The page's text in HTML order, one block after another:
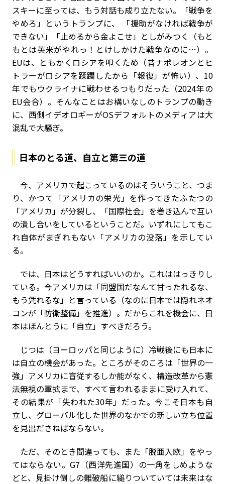
スキーに至っては、もう対話も成り立たない。「戦争を
やめろ」というトランプに、 「援助がなければ戦争が
できない」「止めるから金よこせ」としがみつく（もと
もとは英米がやれっ！とけしかけた戦争なのに…）。
EUは、ともかくロシアを叩くため（昔ナポレオンとヒ
トラーがロシアを蹂躙したから「報復」が怖い）、 10
年でもウクライナに戦わせるつもりだった（2024年の
EU会合）。そんなことはお構いなしのトランプの動き
に、西側イデオロギーがOSデフォルトのメディアは大
混乱で大騒ぎ。
日本のとる道、自立と第三の道
今、アメリカで起こっているのはそういうこと、つま
り、かつて「アメリカの栄光」を作ってきたふたつの
「アメリカ」が分裂し、「国際社会」を巻き込んで互い
の潰し合いをしているということだ。いずれにしてもこ
れ自体がまぎれもない「アメリカの没落」を示してい
る。
では、日本はどうすればいいのか。これははっきりし
ている。今アメリカは「同盟国だなんて甘ったれるな、
もう凭れるな」と言っている（なのに日本では隠れネオ
コンが「防衛整備」を推進）。だからこれを機会に、日
本はほんとうに「自立」すべきだろう。
じつは（ヨーロッパと同じように）冷戦後にも日本に
は自立の機会があった。ところがそのころは「世界の一
強」アメリカに盲従するしか能がなく、構造改革から憲
法無視の軍拡まで、すべて言われるままに受け入れて、
その結果が「失われた30年」だった。今こそ日本も自
立し、グローバル化した世界のなかでの新しい立ち位置
を見出ださねばならない。
ただ、そのとき間違っても、また「脱亜入欧」をやっ
てはならない。 G7 （西洋先進国）の一角をしめような
どと、見掛け倒しの難破船に縋りついていては未来はな